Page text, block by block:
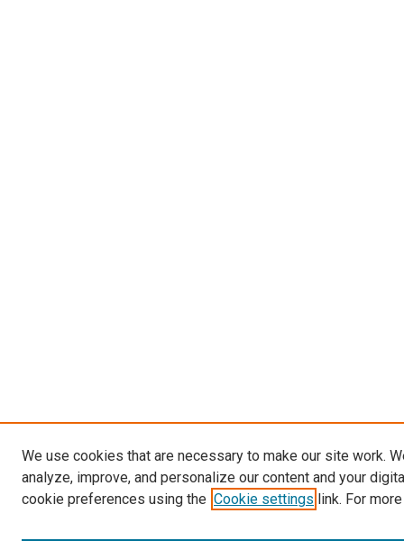
We use cookies that are necessary to make our site work.
analyze, improve, and personalize our content and your
cookie preferences using the Cookie settings link. For